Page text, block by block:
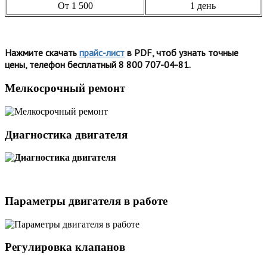
От 1 500
1 день
Нажмите скачать прайс-лист в PDF, чтоб узнать точные
цены, телефон бесплатный 8 800 707-04-81.
Мелкосрочный ремонт
Диагностика двигателя
Параметры двигателя в работе
Регулировка клапанов